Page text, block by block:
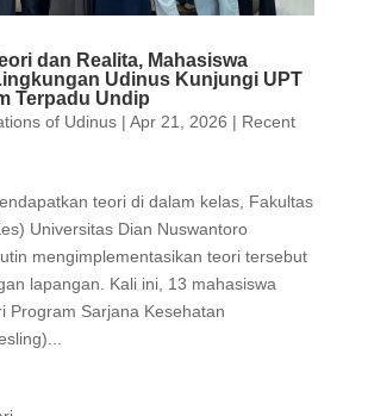
dan Realita, Mahasiswa
Udinus Kunjungi UPT
Terpadu Undip
of Udinus| Apr 21, 2026 | Recent
teori di dalam kelas, Fakultas
Universitas Dian Nuswantoro
mengimplementasikan teori tersebut
lapangan. Kali ini, 13 mahasiswa
Program Sarjana Kesehatan